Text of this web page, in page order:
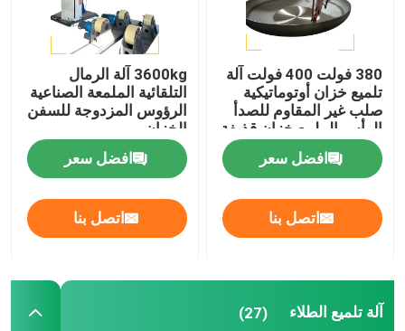
380 فولت 400 فولت آلة
تلميع خزان أوتوماتيكية
صلب غير المقاوم للصدأ
الرأس الملمع خزان قذيفة
الملمع
افضل سعر
اتصل بنا
3600kg آلة الرمال
التلقائية الملمعة الصناعية
الرؤوس المزدوجة للسفن
الخزان
افضل سعر
اتصل بنا
آلة تلميع الطلاء (27)